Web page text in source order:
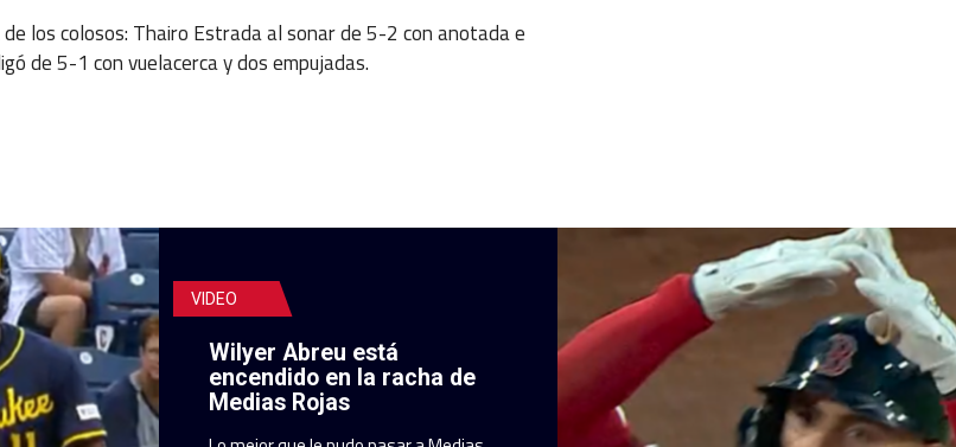
los colosos: Thairo Estrada al sonar de 5-2 con anotada e
de 5-1 con vuelacerca y dos empujadas.
VIDEO
Wilyer Abreu está
encendido en la racha de
Medias Rojas